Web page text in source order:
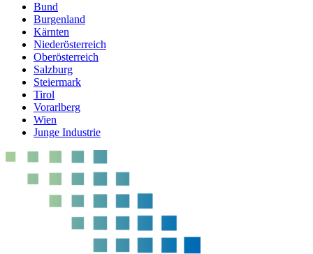
Bund
Burgenland
Kärnten
Niederösterreich
Oberösterreich
Salzburg
Steiermark
Tirol
Vorarlberg
Wien
Junge Industrie